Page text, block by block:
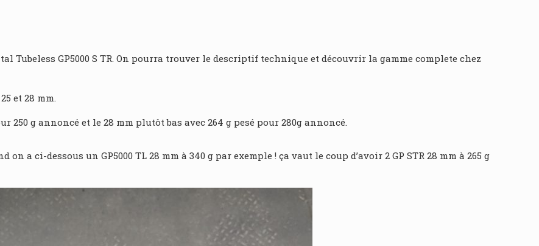
Tubeless GP5000 S TR. On pourra trouver le descriptif technique et découvrir la gamme complete chez
et 28 mm.
250 g annoncé et le 28 mm plutôt bas avec 264 g pesé pour 280g annoncé.
a ci-dessous un GP5000 TL 28 mm à 340 g par exemple ! ça vaut le coup d’avoir 2 GP STR 28 mm à 265 g